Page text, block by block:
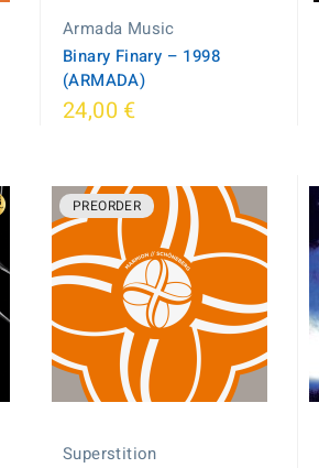
Armada Music
Binary Finary ‎– 1998
(ARMADA)
24,00 €
PREORDER
Superstition